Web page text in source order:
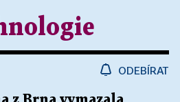
ODEBÍRAT